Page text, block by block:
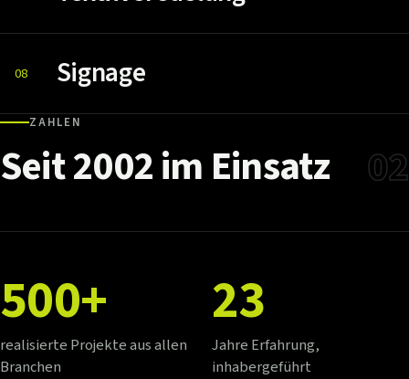
08 Signage
ZAHLEN
Seit2002im Einsatz 02
500+
realisierte Projekte aus allen
Branchen
23
Jahre Erfahrung,
inhabergeführt